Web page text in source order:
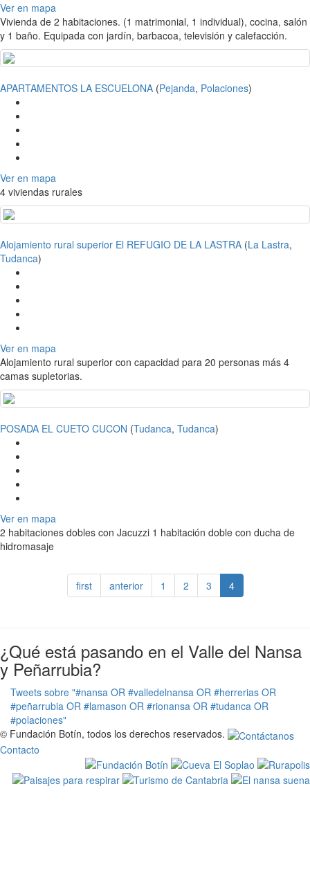
Ver en mapa
Vivienda de 2 habitaciones. (1 matrimonial, 1 individual), cocina, salón
y 1 baño. Equipada con jardín, barbacoa, televisión y calefacción.
APARTAMENTOS LA ESCUELONA (Pejanda, Polaciones)
Ver en mapa
4 viviendas rurales
Alojamiento rural superior El REFUGIO DE LA LASTRA (La Lastra,
Tudanca)
Ver en mapa
Alojamiento rural superior con capacidad para 20 personas más 4
camas supletorias.
POSADA EL CUETO CUCON (Tudanca, Tudanca)
Ver en mapa
2 habitaciones dobles con Jacuzzi 1 habitación doble con ducha de
hidromasaje
first anterior 1 2 3 4
¿Qué está pasando en el Valle del Nansa
y Peñarrubia?
Tweets sobre "#nansa OR #valledelnansa OR #herrerias OR
#peñarrubia OR #lamason OR #rionansa OR #tudanca OR
#polaciones"
© Fundación Botín, todos los derechos reservados.
Contacto